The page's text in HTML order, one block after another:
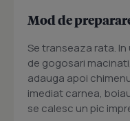
Mod de
Se transeaza rata.
de gogosari
adauga apoi
imediat carnea,
se calesc un pic